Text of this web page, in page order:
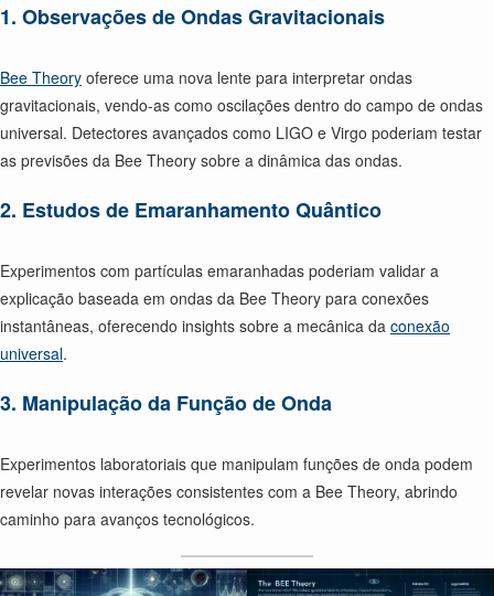
1. Observações de Ondas Gravitacionais
Bee Theory oferece uma nova lente para interpretar ondas
gravitacionais, vendo-as como oscilações dentro do campo de ondas
universal. Detectores avançados como LIGO e Virgo poderiam testar
as previsões da Bee Theory sobre a dinâmica das ondas.
2. Estudos de Emaranhamento Quântico
Experimentos com partículas emaranhadas poderiam validar a
explicação baseada em ondas da Bee Theory para conexões
instantâneas, oferecendo insights sobre a mecânica da conexão
universal.
3. Manipulação da Função de Onda
Experimentos laboratoriais que manipulam funções de onda podem
revelar novas interações consistentes com a Bee Theory, abrindo
caminho para avanços tecnológicos.